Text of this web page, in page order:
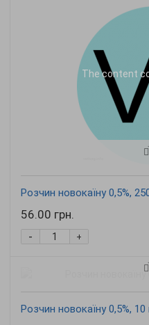
The content
Розчин новокаїну 0,5%,
56.00 грн.
+
-
Розчин новокаїну 0,5%,